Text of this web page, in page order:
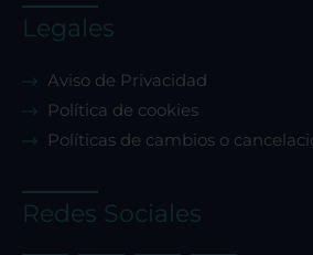
Legales
Aviso de Privacidad
Política de cookies
Políticas de cambios o
Redes Sociales